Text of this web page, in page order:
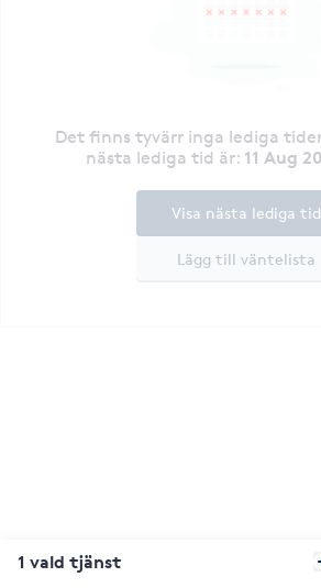
Det finns tyvärr inga lediga
nästa lediga tid är: 11 Aug
Lägg till väntelista
Visa nästa lediga tid
1 vald tjänst